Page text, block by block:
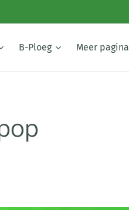
B-Ploeg Meer